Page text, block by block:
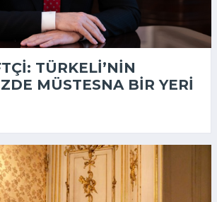
TÜRKELI’NIN
MÜSTESNA BIR YERI